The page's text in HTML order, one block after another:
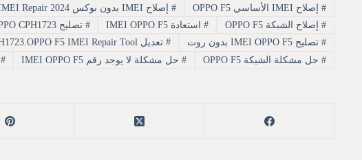
#إصلاح IMEI الأساسي OPPO F5 #إصلاح IMEI بدون بوكس OPPO F5.OPPO F5 IMEI Repair 2024
#إصلاح الشبكة OPPO F5 #استعادة IMEI OPPO F5 # تصليح IMEI OPPO CPH1723
#تصليح IMEI OPPO F5 بدون روت #تعديل IMEI OPPO CPH1723.OPPO F5 IMEI Repair Tool
#حل مشكلة الشبكة OPPO F5 #حل مشكلة لا يوجد رقم IMEI OPPO F5 #